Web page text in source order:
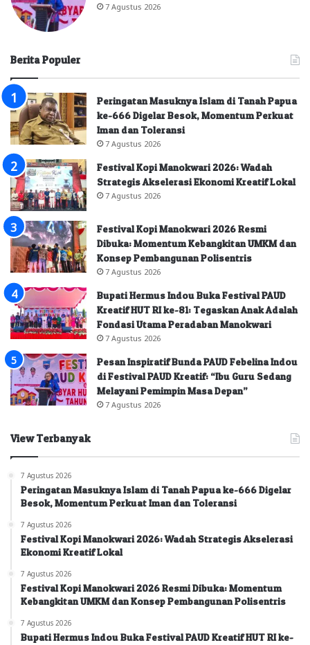
7 Agustus 2026
Berita Populer
Peringatan Masuknya Islam di Tanah Papua
ke-666 Digelar Besok, Momentum Perkuat
Iman dan Toleransi
7 Agustus 2026
Festival Kopi Manokwari 2026: Wadah
Strategis Akselerasi Ekonomi Kreatif Lokal
7 Agustus 2026
Festival Kopi Manokwari 2026 Resmi
Dibuka: Momentum Kebangkitan UMKM dan
Konsep Pembangunan Polisentris
7 Agustus 2026
Bupati Hermus Indou Buka Festival PAUD
Kreatif HUT RI ke-81: Tegaskan Anak Adalah
Fondasi Utama Peradaban Manokwari
7 Agustus 2026
Pesan Inspiratif Bunda PAUD Febelina Indou
di Festival PAUD Kreatif: “Ibu Guru Sedang
Melayani Pemimpin Masa Depan”
7 Agustus 2026
View Terbanyak
7 Agustus 2026
Peringatan Masuknya Islam di Tanah Papua ke-666 Digelar
Besok, Momentum Perkuat Iman dan Toleransi
7 Agustus 2026
Festival Kopi Manokwari 2026: Wadah Strategis Akselerasi
Ekonomi Kreatif Lokal
7 Agustus 2026
Festival Kopi Manokwari 2026 Resmi Dibuka: Momentum
Kebangkitan UMKM dan Konsep Pembangunan Polisentris
7 Agustus 2026
Bupati Hermus Indou Buka Festival PAUD Kreatif HUT RI ke-